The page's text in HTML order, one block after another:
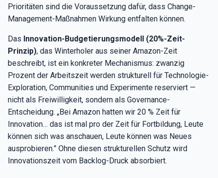
Prioritäten sind die Voraussetzung dafür, dass Change-
Management-Maßnahmen Wirkung entfalten können.
Das Innovation-Budgetierungsmodell (20%-Zeit-
Prinzip), das Winterholer aus seiner Amazon-Zeit
beschreibt, ist ein konkreter Mechanismus: zwanzig
Prozent der Arbeitszeit werden strukturell für Technologie-
Exploration, Communities und Experimente reserviert —
nicht als Freiwilligkeit, sondern als Governance-
Entscheidung. „Bei Amazon hatten wir 20 % Zeit für
Innovation… das ist mal pro der Zeit für Fortbildung, Leute
können sich was anschauen, Leute können was Neues
ausprobieren.” Ohne diesen strukturellen Schutz wird
Innovationszeit vom Backlog-Druck absorbiert.